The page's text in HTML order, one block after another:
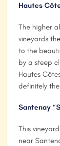
Hautes
The higher
vineyards
to the
by a steep
Hautes
definitely
Santenay
This
near